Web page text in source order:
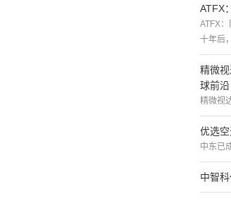
ATFX
ATFX
十年后
精微
球前沿
精微视
优选
中东已
中智